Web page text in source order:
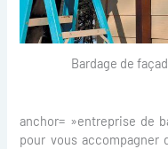
Bardage de
anchor= »entreprise de
pour vous accompagner